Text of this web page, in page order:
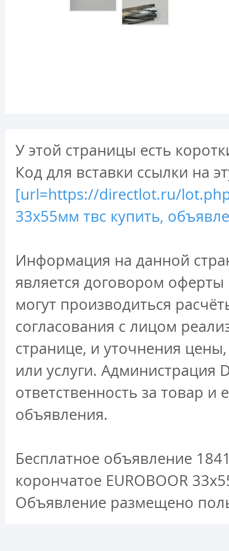
У этой страницы есть
Код для вставки ссылки на
[url=https://directlot.ru/
33х55мм твс купить,
Информация на данной
является договором
могут производиться
согласования с лицом
странице, и уточнения
или услуги. Администрация
ответственность за товар и
объявления.
Бесплатное объявление
корончатое EUROBOOR
Объявление размещено